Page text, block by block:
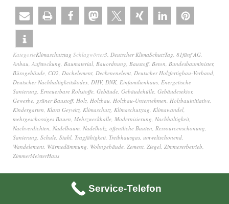
KategorieKlimaschutztag Schlagwörter3. Deutscher KlimaSchutzTag, 81fünf AG,
Anbau, Aufstockung, Baumaterial, Bauordnung, Baustoff, Beton, Bundesbauminister,
Bürogebäude, CO2, Dachelement, Deckenenelemt, Deutscher Holzfertigbau-Verband,
Deutscher Nachhaltigkeitskodex, DHV, DNK, Einfamilienhaus, Energetische
Sanierung, Erneuerbare Rohstoffe, Gebäude, Gebäudehülle, Gebäudesektor,
Gewerbe, grüner Baustoff, Holz, Holzbau, Holzbau-Unternehmen, Holzbauinitiative,
Kindergarten, Klara Geywitz, Klimaschutz, Klimaschutztag, Klimawandel,
mehrgeschossiges Bauen, Mehrzweckhalle, Modernisierung, Nachhaltigkeit,
Nachverdichten, Nadelbaum, Nadelholz, öffentliche Bauten, Ressourcenschonung,
Sanierung, Schule, Stahl, Tragfähigkeit, Treibhausgas, umweltschonend,
Wandelement, Wärmedämmung, Wohngebäude, Zement, Ziegel, Zimmererbetrieb,
ZimmerMeisterHaus
Service-Telefon